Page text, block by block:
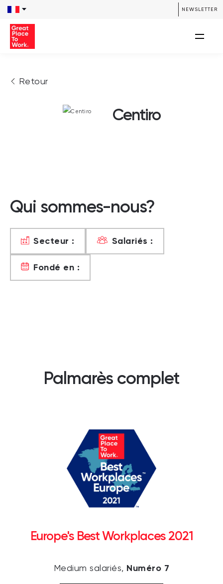
NEWSLETTER
Retour
Centiro
Qui sommes-nous?
Secteur : Salariés :
Fondé en :
Palmarès complet
Europe's Best Workplaces 2021
Medium salariés, Numéro 7